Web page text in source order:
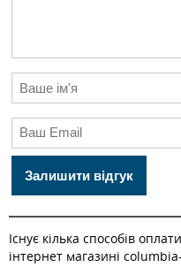
Залишити відгук
Існує кілька способів
інтернет магазині